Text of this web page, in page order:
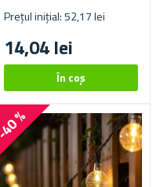
Prețul inițial: 52,17 lei
14,04 lei
-40 %